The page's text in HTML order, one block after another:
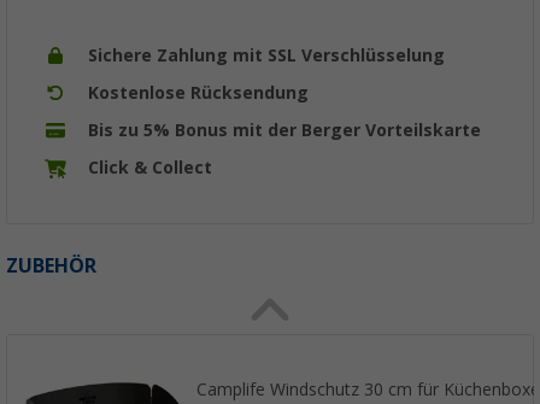
Sichere Zahlung mit SSL Verschlüsselung
Kostenlose Rücksendung
Bis zu 5% Bonus mit der Berger Vorteilskarte
Click & Collect
ZUBEHÖR
Camplife Windschutz 30 cm für